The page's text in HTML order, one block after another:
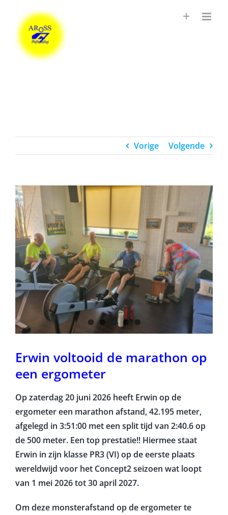
Vorige Volgende
Erwin voltooid de marathon op
een ergometer
Op zaterdag 20 juni 2026 heeft Erwin op de
ergometer een marathon afstand, 42.195 meter,
afgelegd in 3:51:00 met een split tijd van 2:40.6 op
de 500 meter. Een top prestatie!! Hiermee staat
Erwin in zijn klasse PR3 (VI) op de eerste plaats
wereldwijd voor het Concept2 seizoen wat loopt
van 1 mei 2026 tot 30 april 2027.
Om deze monsterafstand op de ergometer te